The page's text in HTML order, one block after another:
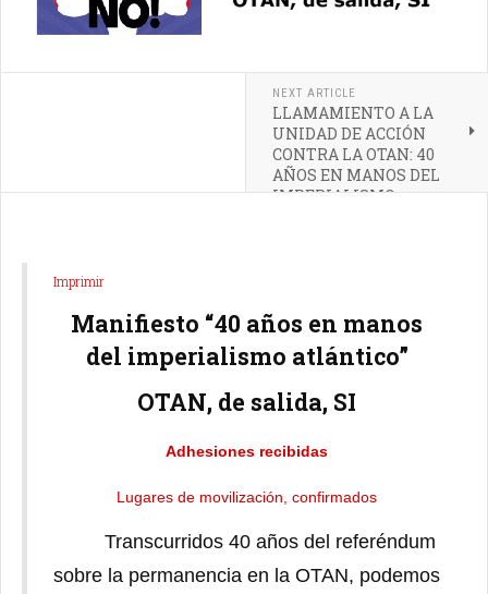
NEXT ARTICLE
LLAMAMIENTO A LA
UNIDAD DE ACCIÓN
CONTRA LA OTAN: 40
AÑOS EN MANOS DEL
IMPERIALISMO
Imprimir
Manifiesto “40 años en manos
del imperialismo atlántico”
OTAN, de salida, SI
Adhesiones recibidas
Lugares de movilización, confirmados
Transcurridos 40 años del referéndum
sobre la permanencia en la OTAN, podemos